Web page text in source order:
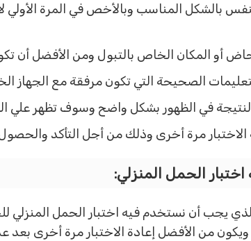
بالشكل المناسب وبالأخص في المرة
أو المكان الخاص بالتبول ومن الأفضل أن
الصحيحة التي تكون مرفقة مع الجهاز
في الظهور بشكل واضح وسوف تظهر
مرة أخرى وذلك من أجل التأكد
الحمل المنزلي:
يجب أن نستخدم فيه اختبار الحمل المنزلي
من الأفضل إعادة الاختبار مرة أخرى بعد